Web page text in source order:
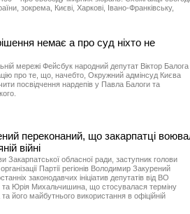
зокрема, Києві, Харкові, Івано-Франківську,
немає а про суд ніхто не
мережі Фейсбук народний депутат Віктор Балога
про те, що, начебто, Окружний адмінсуд Києва
посвідчення нардепів у Павла Балоги та
переконаний, що закарпатці
війні
Закарпатської обласної ради, заступник голови
Партії регіонів Володимир Закурений
законодавчих ініціатив депутатів від ВО
та Юрія Михальчишина, що стосувалася терміну
його майбутнього використання в офіційній